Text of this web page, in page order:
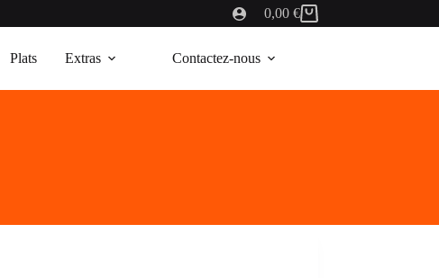
Panier
0,00 €
Plats Extras Contactez-nous